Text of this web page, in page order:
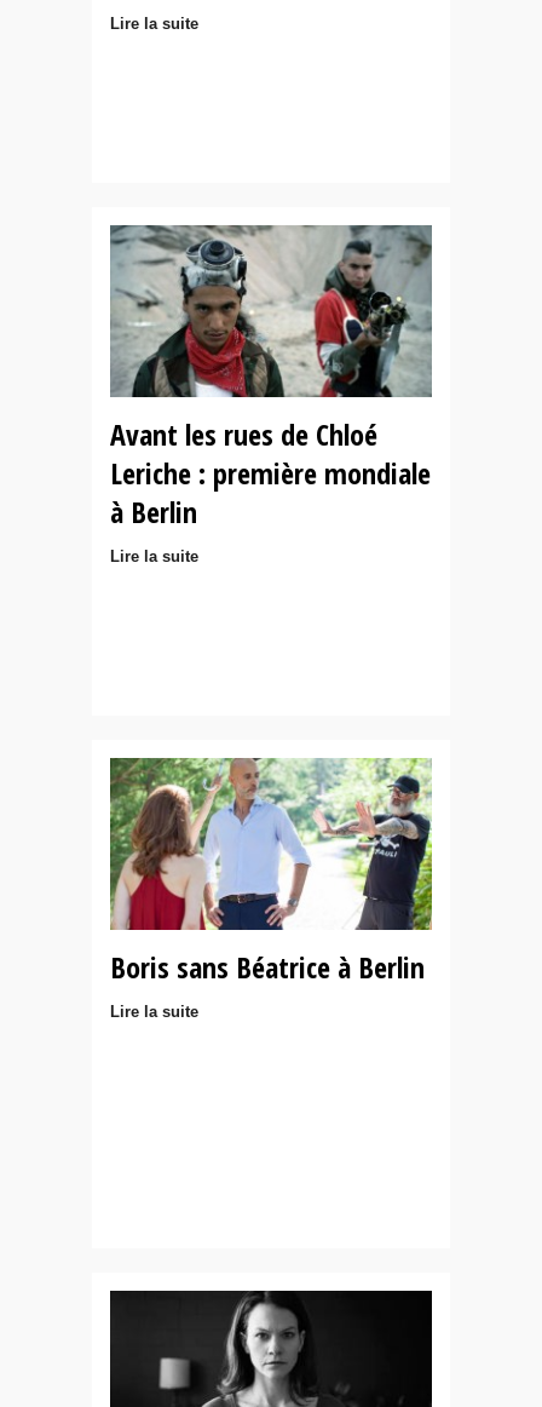
Lire la suite
Avant les rues de Chloé
Leriche : première mondiale
à Berlin
Lire la suite
Boris sans Béatrice à Berlin
Lire la suite